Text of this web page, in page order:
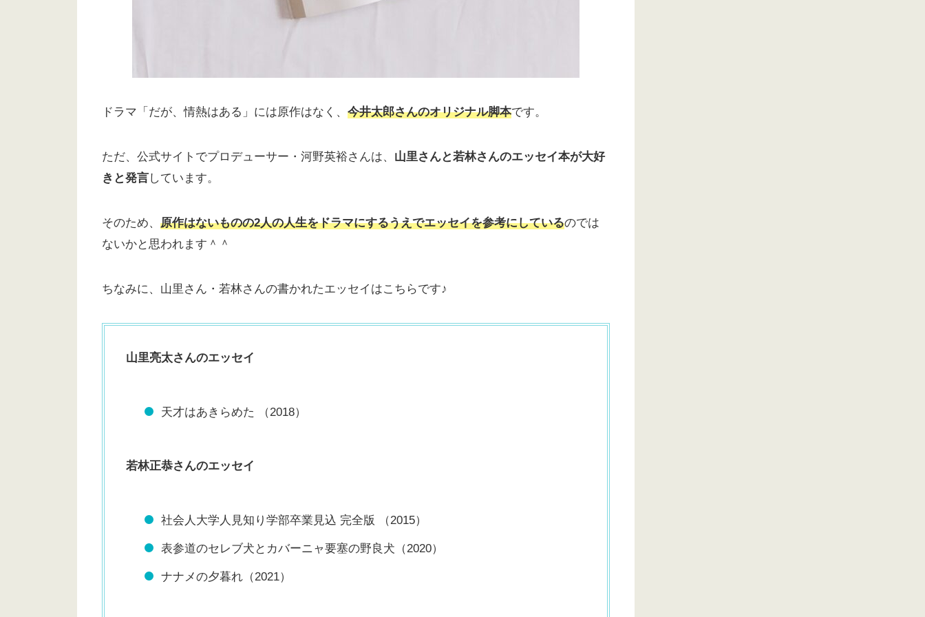
ドラマ「だが、情熱はある」には原作はなく、 今井太郎さんのオリジナル脚本です。
ただ、公式サイトでプロデューサー・河野英裕さんは、 山里さんと若林さんのエッセイ本が大好
きと発言しています。
そのため、 原作はないものの2人の人生をドラマにするうえでエッセイを参考にしているのでは
ないかと思われます＾＾
ちなみに、山里さん・若林さんの書かれたエッセイはこちらです♪
山里亮太さんのエッセイ
天才はあきらめた （2018）
若林正恭さんのエッセイ
社会人大学人見知り学部卒業見込 完全版 （2015）
表参道のセレブ犬とカバーニャ要塞の野良犬（2020）
ナナメの夕暮れ（2021）